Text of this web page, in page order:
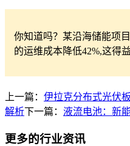
你知道吗？某沿海储能项
的运维成本降低42%,这得
上一篇： 伊拉克分布式光伏
解析下一篇： 液流电池：新
更多的行业资讯